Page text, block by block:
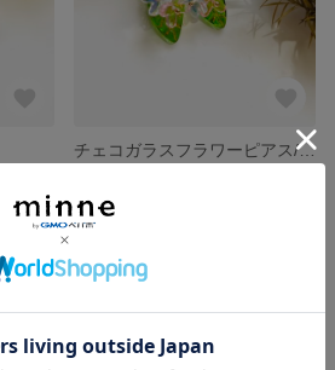
チェコガラスフラワーピアス/ノンホールピアス
OUT